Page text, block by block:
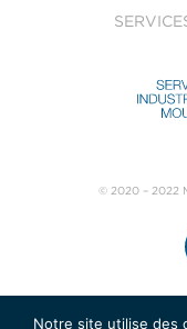
© 2020 – 2022
Notre site utilise des